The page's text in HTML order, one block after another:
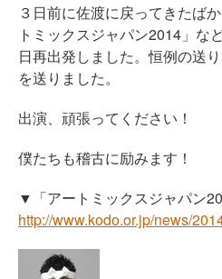
３日前に佐渡に戻ってきたば
トミックスジャパン2014」な
日再出発しました。恒例の送
を送りました。
出演、頑張ってください！
僕たちも稽古に励みます！
▼「アートミックスジャパン
http://www.kodo.or.jp/news/